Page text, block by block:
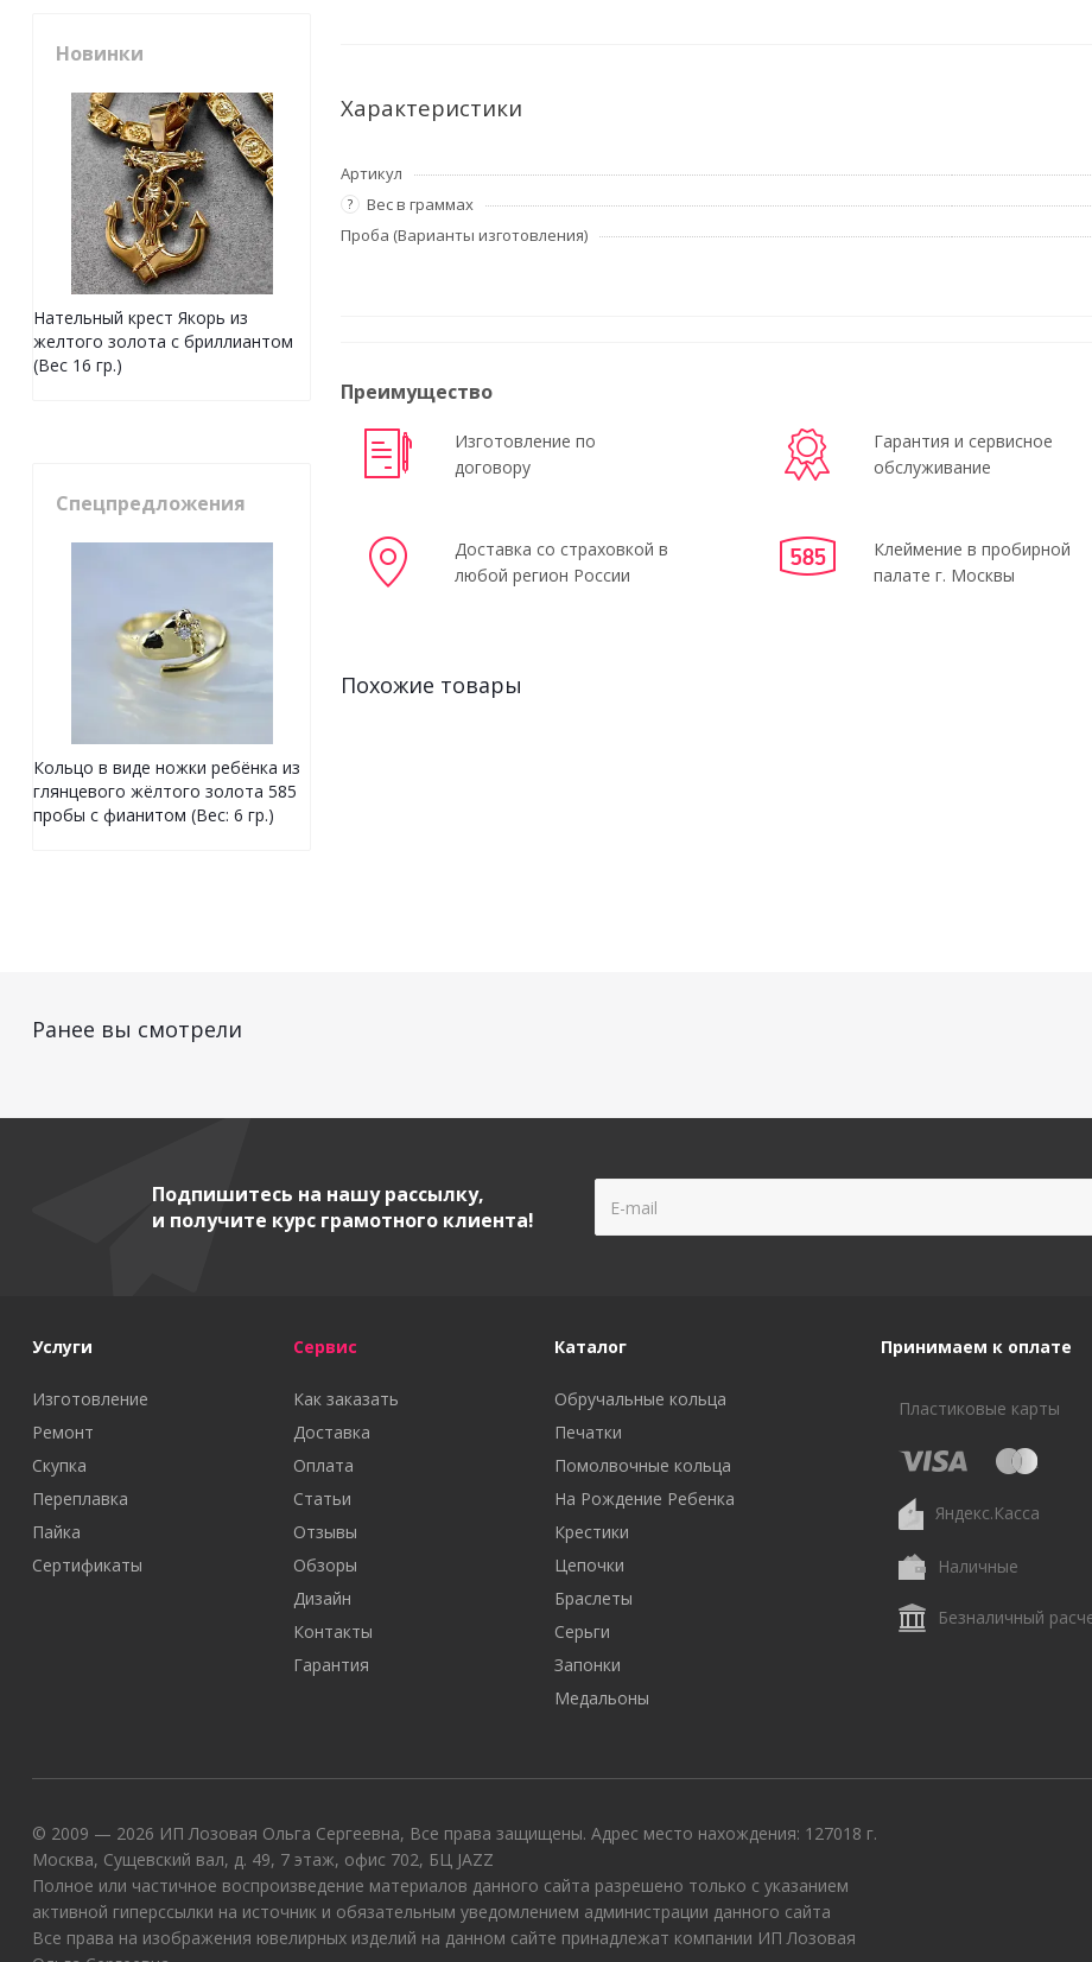
Характеристики
Артикул
? Вес в граммах
Проба (Варианты изготовления)
Преимущество
Изготовление по
договору
Гарантия и сервисное
обслуживание
Доставка со страховкой в
любой регион России
Клеймение в пробирной
палате г. Москвы
Похожие товары
Новинки
Нательный крест Якорь из
желтого золота с бриллиантом
(Вес 16 гр.)
Спецпредложения
Кольцо в виде ножки ребёнка из
глянцевого жёлтого золота 585
пробы с фианитом (Вес: 6 гр.)
Ранее вы смотрели
Подпишитесь на нашу рассылку,
и получите курс грамотного клиента!
Услуги
Изготовление
Ремонт
Скупка
Переплавка
Пайка
Сертификаты
Сервис
Как заказать
Доставка
Оплата
Статьи
Отзывы
Обзоры
Дизайн
Контакты
Гарантия
Каталог
Обручальные кольца
Печатки
Помолвочные кольца
На Рождение Ребенка
Крестики
Цепочки
Браслеты
Серьги
Запонки
Медальоны
Принимаем к оплате
Пластиковые карты
Яндекс.Касса
Наличные
Безналичный
© 2009 — 2026 ИП Лозовая Ольга Сергеевна, Все права защищены. Адрес место нахождения: 127018 г.
Москва, Сущевский вал, д. 49, 7 этаж, офис 702, БЦ JAZZ
Полное или частичное воспроизведение материалов данного сайта разрешено только с указанием
активной гиперссылки на источник и обязательным уведомлением администрации данного сайта
Все права на изображения ювелирных изделий на данном сайте принадлежат компании ИП Лозовая